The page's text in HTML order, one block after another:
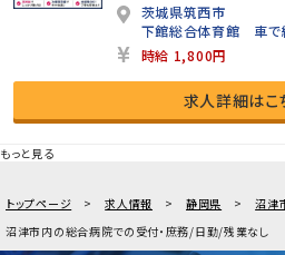
茨城県筑西市
下館総合体育館 車で
時給 1,800円
求人詳細はこ
もっと見る
トップページ 求人情報 静岡県
沼津
沼津市内の総合病院での受付・庶務/日勤/残業なし